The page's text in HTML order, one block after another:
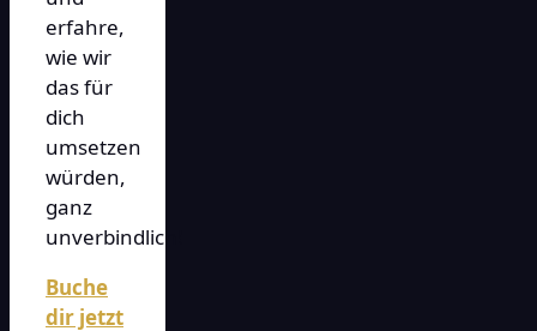
erfahre,
wie wir
das für
dich
umsetzen
würden,
ganz
unverbindlich!
Buche
dir jetzt